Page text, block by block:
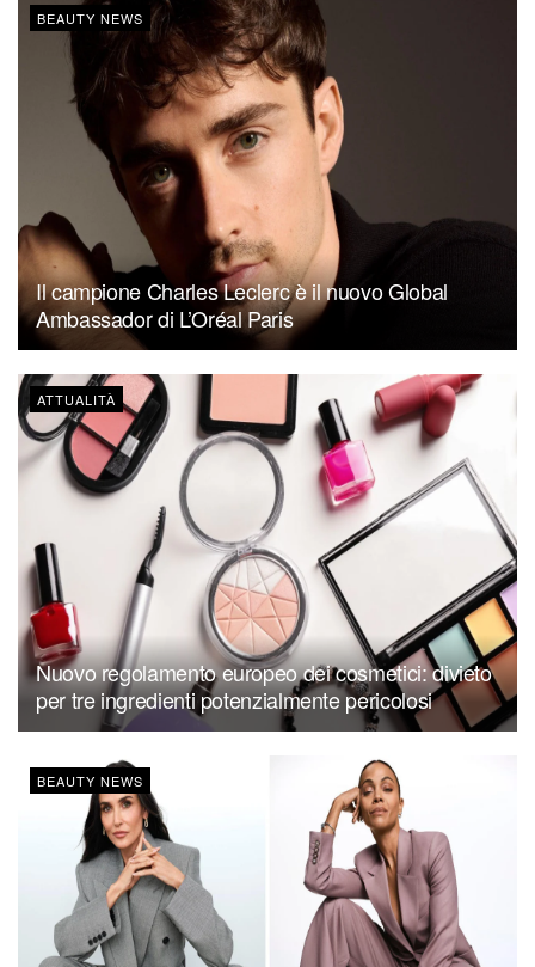
BEAUTY NEWS
Il campione Charles Leclerc è il nuovo Global
Ambassador di L’Oréal Paris
ATTUALITÀ
Nuovo regolamento europeo dei cosmetici: divieto
per tre ingredienti potenzialmente pericolosi
BEAUTY NEWS